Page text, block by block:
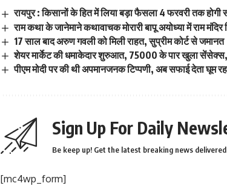
रायपुर : किसानों के हित में लिया बड़ा फैसला 4 फरवरी तक
राम कथा के जानेमाने कथावाचक मोरारी बापू अयोध्या में राम
17 साल बाद अरुण गवली को मिली राहत, सुप्रीम कोर्ट से जमानत
शेयर मार्केट की धमाकेदार शुरुआत, 75000 के पार खुला
पीएम मोदी पर की थी अपमानजनक टिप्पणी, अब सफाई देता घूम
Sign Up For Daily
Be keep up! Get the latest breaking news
[mc4wp_form]